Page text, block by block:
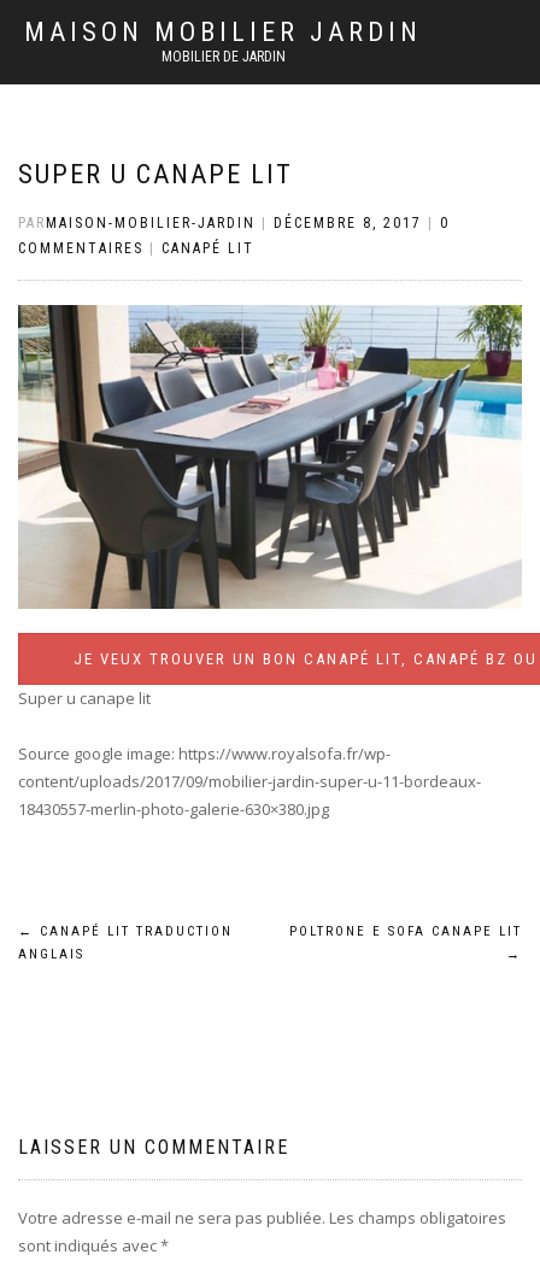
MAISON MOBILIER JARDIN
MOBILIER DE JARDIN
SUPER U CANAPE LIT
PAR MAISON-MOBILIER-JARDIN DÉCEMBRE 8, 2017
0
COMMENTAIRES
CANAPÉ LIT
JE VEUX TROUVER UN BON CANAPÉ LIT, CANAPÉ BZ
Super u canape lit
Source google image: https://www.royalsofa.fr/wp-
content/uploads/2017/09/mobilier-jardin-super-u-11-bordeaux-
18430557-merlin-photo-galerie-630×380.jpg
Navigation
←
CANAPÉ LIT TRADUCTION
ANGLAIS
POLTRONE E SOFA CANAPE LIT
→
LAISSER UN COMMENTAIRE
Votre adresse e-mail ne sera pas publiée. Les champs obligatoires
sont indiqués avec*